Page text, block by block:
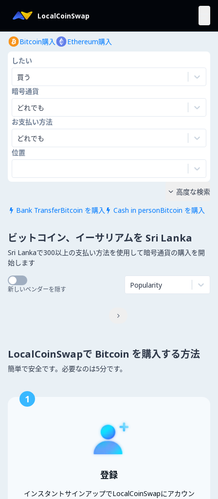
LocalCoinSwap
Bitcoin購入 Ethereum購入
したい
買う
暗号通貨
どれでも
お支払い方法
どれでも
位置
 Bank TransferBitcoin を購入  Cash in personBitcoin を購入
 高度な検索
ビットコイン、イーサリアムを Sri Lanka
Sri Lankaで300以上の支払い方法を使用して暗号通貨の購入を開
始します
新しいベンダーを隠す Popularity

LocalCoinSwapで Bitcoin を購入する方法
簡単で安全です。必要なのは5分です。
1
登録
インスタントサインアップでLocalCoinSwapにアカウン